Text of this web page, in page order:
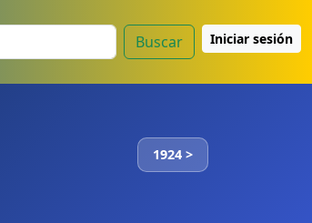
Buscar Iniciar sesión
1924 >